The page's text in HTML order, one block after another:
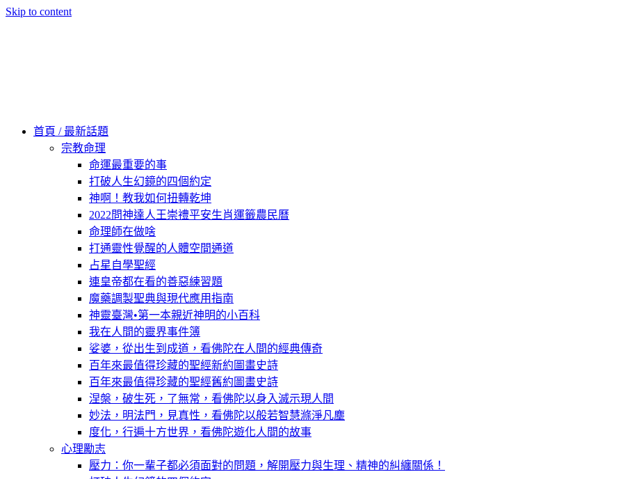
Skip to content
首頁 / 最新話題
宗教命理
命運最重要的事
打破人生幻鏡的四個約定
神啊！教我如何扭轉乾坤
2022問神達人王崇禮平安生肖運籤農民曆
命理師在做啥
打通靈性覺醒的人體空間通道
占星自學聖經
連皇帝都在看的善惡練習題
魔藥調製聖典與現代應用指南
神靈臺灣•第一本親近神明的小百科
我在人間的靈界事件簿
娑婆，從出生到成道，看佛陀在人間的經典傳奇
百年來最值得珍藏的聖經新約圖畫史詩
百年來最值得珍藏的聖經舊約圖畫史詩
涅槃，破生死，了無常，看佛陀以身入滅示現人間
妙法，明法門，見真性，看佛陀以般若智慧滌淨凡塵
度化，行遍十方世界，看佛陀遊化人間的故事
心理勵志
壓力：你一輩子都必須面對的問題，解開壓力與生理、精神的糾纏關係！